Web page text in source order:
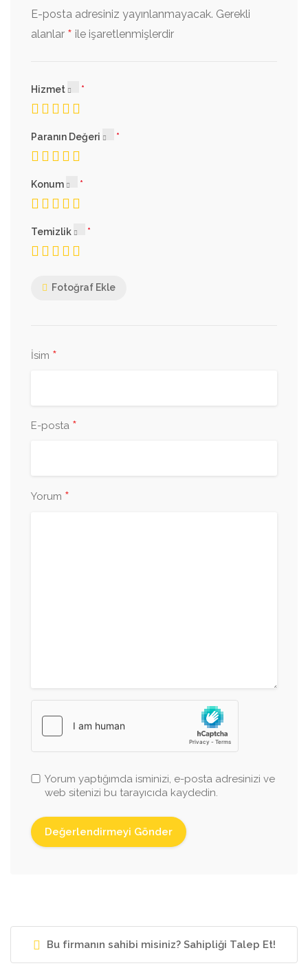
E-posta adresiniz yayınlanmayacak. Gerekli
alanlar * ile işaretlenmişlerdir
Hizmet
Paranın Değeri
Konum
Temizlik
Fotoğraf Ekle
İsim *
E-posta *
Yorum *
Yorum yaptığımda isminizi, e-posta adresinizi ve
web sitenizi bu tarayıcıda kaydedin.
Bu firmanın sahibi misiniz? Sahipliği Talep Et!